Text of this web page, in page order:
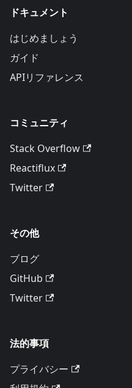
ドキュメント
はじめましょう
ガイド
APIリファレンス
コミュニティ
Stack Overflow
Reactiflux
Twitter
その他
ブログ
GitHub
Twitter
法的事項
プライバシー